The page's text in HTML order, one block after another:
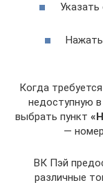
Когда
недоступную
выбрать пункт
—
ВК Пэй
различные